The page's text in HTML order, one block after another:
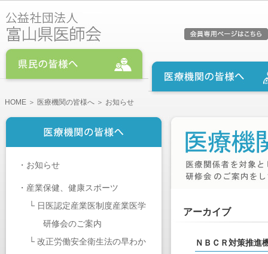
HOME ＞ 医療機関の皆様へ ＞ お知らせ
・ お知らせ
・ 産業保健、健康スポーツ
└ 日医認定産業医制度産業医学
研修会のご案内
└ 改正労働安全衛生法の早わか
アーカイブ
ＮＢＣＲ対策推進